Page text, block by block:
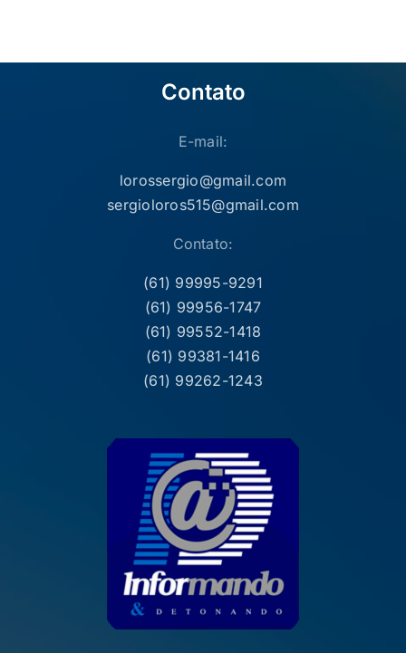
Contato
E-mail:
lorossergio@gmail.com
sergioloros515@gmail.com
Contato:
(61) 99995-9291
(61) 99956-1747
(61) 99552-1418
(61) 99381-1416
(61) 99262-1243